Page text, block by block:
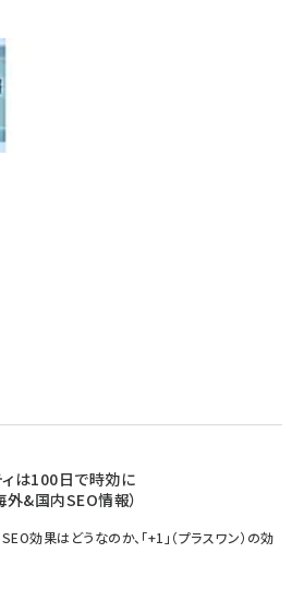
は100日で時効に
&国内SEO情報）
効果はどうなのか、「+1」（プラスワン）の効